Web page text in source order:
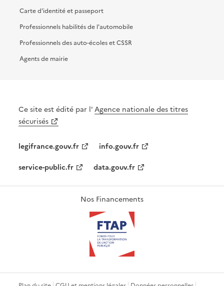
Carte d'identité et passeport
Professionnels habilités de l'automobile
Professionnels des auto-écoles et CSSR
Agents de mairie
Ce site est édité par l'Agence nationale des titres
sécurisés
legifrance.gouv.fr
info.gouv.fr
service-public.fr
data.gouv.fr
Nos Financements